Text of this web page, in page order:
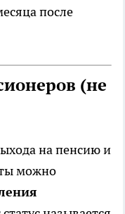
после
(не
на пенсию и
можно